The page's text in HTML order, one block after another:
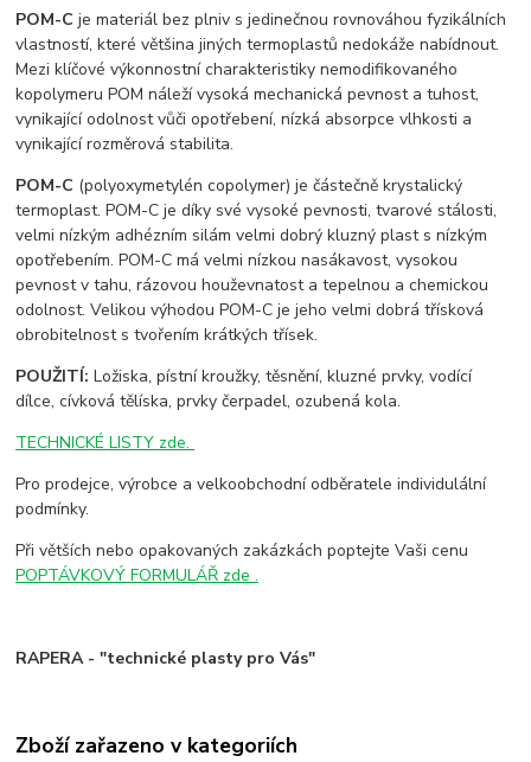
POM-C je materiál bez plniv s jedinečnou rovnováhou fyzikálních
vlastností, které většina jiných termoplastů nedokáže nabídnout.
Mezi klíčové výkonnostní charakteristiky nemodifikovaného
kopolymeru POM náleží vysoká mechanická pevnost a tuhost,
vynikající odolnost vůči opotřebení, nízká absorpce vlhkosti a
vynikající rozměrová stabilita.
POM-C (polyoxymetylén copolymer) je částečně krystalický
termoplast. POM-C je díky své vysoké pevnosti, tvarové stálosti,
velmi nízkým adhézním silám velmi dobrý kluzný plast s nízkým
opotřebením. POM-C má velmi nízkou nasákavost, vysokou
pevnost v tahu, rázovou houževnatost a tepelnou a chemickou
odolnost. Velikou výhodou POM-C je jeho velmi dobrá třísková
obrobitelnost s tvořením krátkých třísek.
POUŽITÍ:Ložiska, pístní kroužky, těsnění, kluzné prvky, vodící
dílce, cívková tělíska, prvky čerpadel, ozubená kola.
TECHNICKÉ LISTY zde.
Pro prodejce, výrobce a velkoobchodní odběratele individulální
podmínky.
Při větších nebo opakovaných zakázkách poptejte Vaši cenu
POPTÁVKOVÝ FORMULÁŘ zde .
RAPERA - "technické plasty pro Vás"
Zboží zařazeno v kategoriích